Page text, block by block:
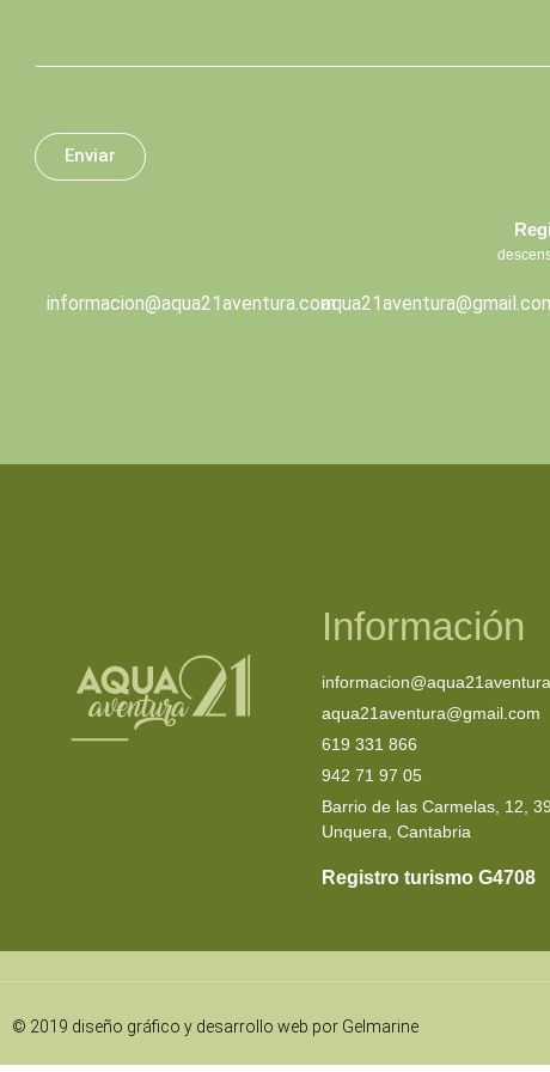
Enviar
informacion@aqua21aventura.com
Información
aqua21aventura@gmail.com
619 331 866
942 71 97 05
Barrio de las Carmelas, 12,
Unquera, Cantabria
Registro turismo G4708
© 2019 diseño gráfico y desarrollo web por Gelmarine